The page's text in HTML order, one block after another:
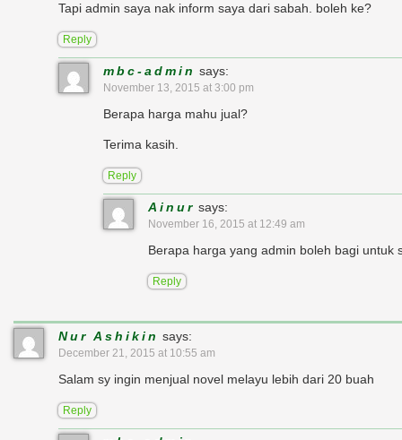
Tapi admin saya nak inform saya dari sabah. boleh ke?
Reply
mbc-admin says:
November 13, 2015 at 3:00 pm
Berapa harga mahu jual?
Terima kasih.
Reply
Ainur says:
November 16, 2015 at 12:49 am
Berapa harga yang admin boleh bagi untuk
Reply
Nur Ashikin says:
December 21, 2015 at 10:55 am
Salam sy ingin menjual novel melayu lebih dari 20 buah
Reply